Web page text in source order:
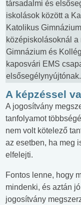
társadalmi és
iskolások között a
Katolikus
középiskolásoknál
Gimnázium és
kaposvári EMS
elsősegélynyújtónak.
A képzéssel
A jogosítvány
tanfolyamot
nem volt kötelező
az esetben, ha meg
elfelejti.
Fontos lenne, hogy
mindenki, és aztán
jogosítvány